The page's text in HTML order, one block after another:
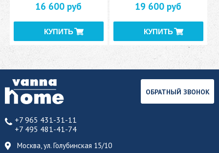
16 600 руб 19 600 руб
+7 965 431-31-11
+7 495 481-41-74
Москва, ул. Голубинская 15/10
ОБРАТНЫЙ ЗВОНОК